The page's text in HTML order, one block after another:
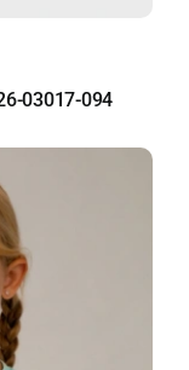
03017-094